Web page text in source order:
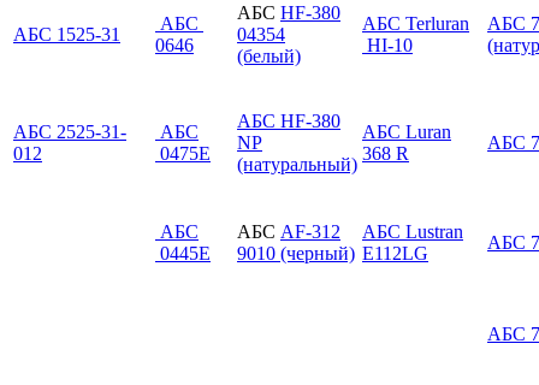
АБС 1525-31
АБС
0646
АБС HF-380
04354
(белый)
АБС Terluran
HI-10
АБС
АБС 2525-31-
012
АБС
0475Е
АБС HF-380
NP
(натуральный)
АБС Luran
368 R
АБС
АБС
0445Е
АБС AF-312
9010 (черный)
АБС Lustran
E112LG
АБС
АБС